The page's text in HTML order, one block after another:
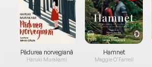
Pădurea norvegiană
Haruki Murakami
Hamnet
Maggie O'Farrell